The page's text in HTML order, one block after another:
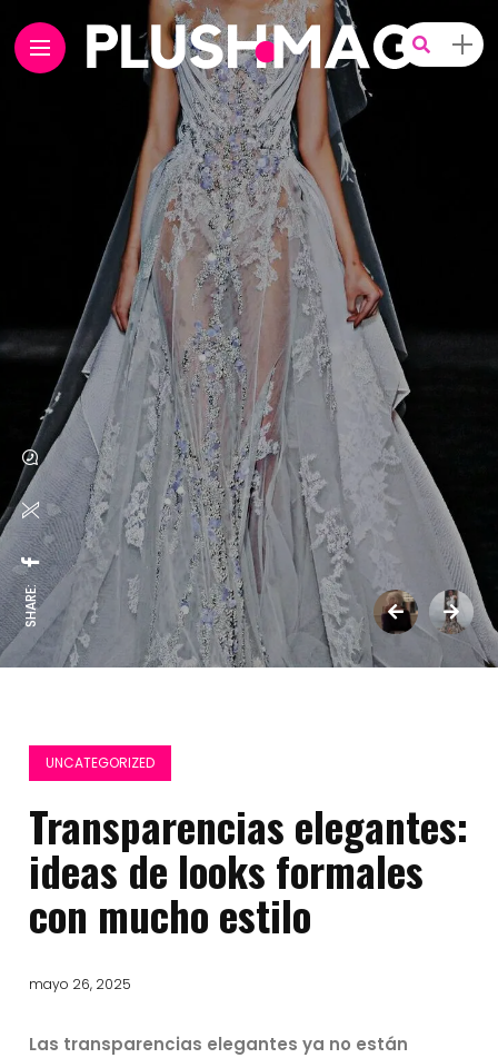
SHARE:
UNCATEGORIZED
Transparencias elegantes:
ideas de looks formales
con mucho estilo
mayo 26, 2025
Las transparencias elegantes ya no están